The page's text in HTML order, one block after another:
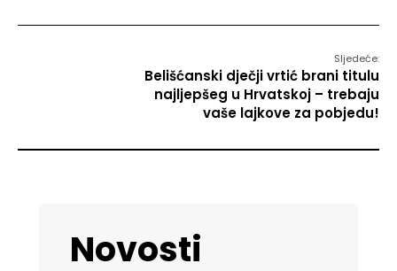
Sljedeće:
Belišćanski dječji vrtić brani titulu
najljepšeg u Hrvatskoj – trebaju
vaše lajkove za pobjedu!
Novosti